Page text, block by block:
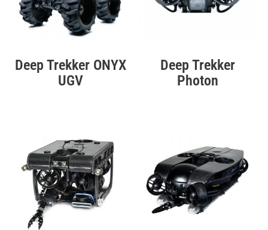
Deep Trekker ONYX
UGV
Deep Trekker
Photon